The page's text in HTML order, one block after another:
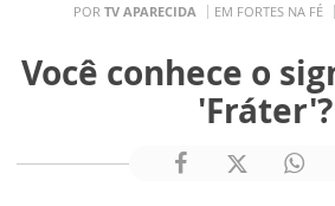
POR TV APARECIDA EM FORTES NA FÉ
Você conhece o
'Fráter'?